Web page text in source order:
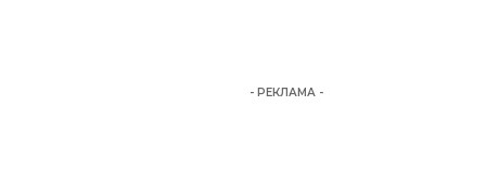
- РЕКЛАМА -